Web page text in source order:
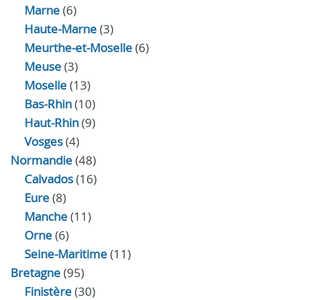
Marne(6)
Haute-Marne(3)
Meurthe-et-Moselle(6)
Meuse(3)
Moselle(13)
Bas-Rhin(10)
Haut-Rhin(9)
Vosges(4)
Normandie(48)
Calvados(16)
Eure(8)
Manche(11)
Orne(6)
Seine-Maritime(11)
Bretagne(95)
Finistère(30)